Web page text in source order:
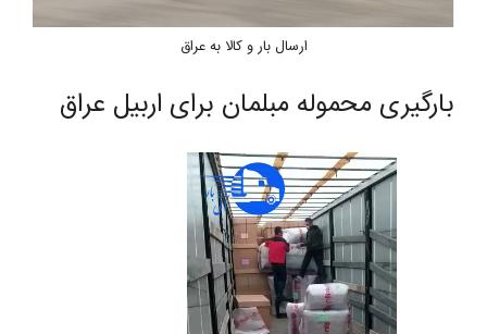
ارسال بار و کالا به عراق
بارگیری محموله مبلمان برای اربیل عراق